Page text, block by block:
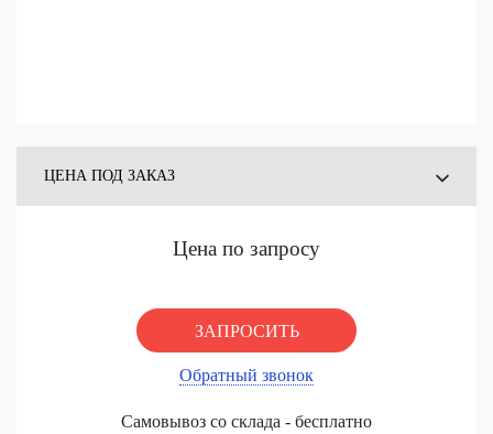
ЦЕНА ПОД ЗАКАЗ
Цена по запросу
ЗАПРОСИТЬ
Обратный звонок
Самовывоз со склада - бесплатно